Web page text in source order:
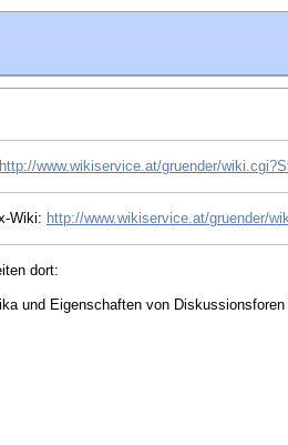
http://www.wikiservice.at/gruender/
Wiki: http://www.wikiservice.at/gruender/
dort:
und Eigenschaften von